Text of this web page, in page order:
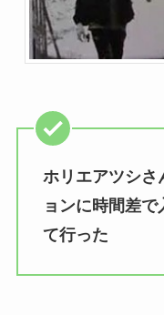
ホリエアツシさ
ョンに時間差
て行った